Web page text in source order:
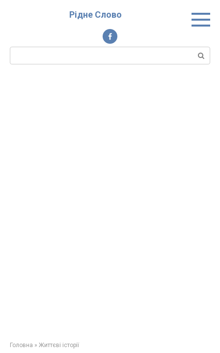
Рідне Слово
Пошук:
Головна » Життєві історії